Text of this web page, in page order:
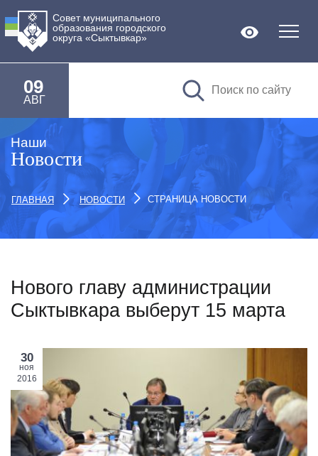
Совет муниципального
образования городского
округа «Сыктывкар»
09
АВГ
Версия
Наши
Новости
ГЛАВНАЯ НОВОСТИ СТРАНИЦА НОВОСТИ
Нового главу администрации
Сыктывкара выберут 15 марта
30
ноя
2016